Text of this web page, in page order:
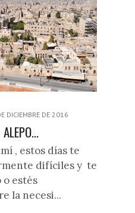
DICIEMBRE DE 2016
, estos días te
difíciles y te
estés
la necesi...